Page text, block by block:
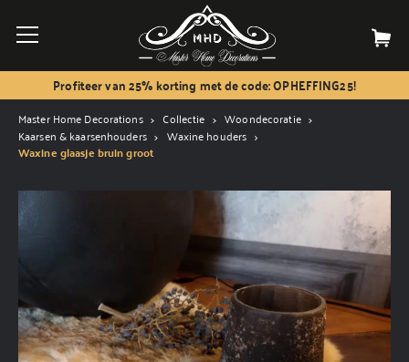
Profiteer van 25% korting met de code: OPHEFFING25!
Master Home Decorations Collectie
Woondecoratie
Kaarsen & kaarsenhouders
Waxine houders
Waxine glaasje bruin groot